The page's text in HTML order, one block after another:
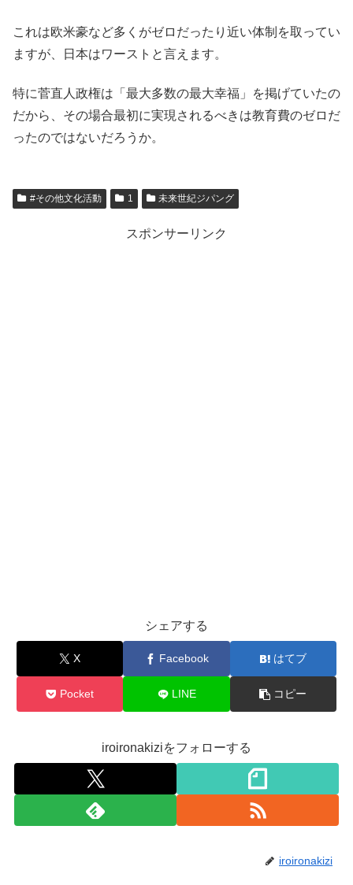
これは欧米豪など多くがゼロだったり近い体制を取ってい
ますが、日本はワーストと言えます。
特に菅直人政権は「最大多数の最大幸福」を掲げていたの
だから、その場合最初に実現されるべきは教育費のゼロだ
ったのではないだろうか。
#その他文化活動 1 未来世紀ジパング
スポンサーリンク
シェアする
X Facebook はてブ
Pocket LINE コピー
iroironakiziをフォローする
iroironakizi